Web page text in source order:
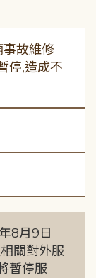
事故維修
停,造成不
8月9日
關對外服
暫停服